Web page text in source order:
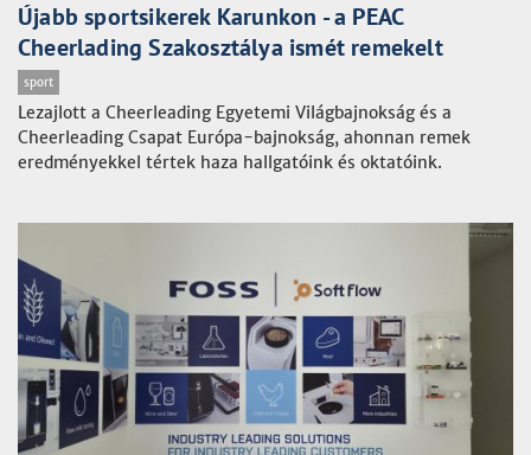
Újabb sportsikerek Karunkon - a PEAC
Cheerlading Szakosztálya ismét remekelt
sport
Lezajlott a Cheerleading Egyetemi Világbajnokság és a
Cheerleading Csapat Európa-bajnokság, ahonnan remek
eredményekkel tértek haza hallgatóink és oktatóink.